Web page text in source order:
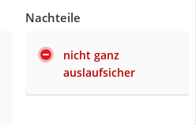
Nachteile
nicht ganz
auslaufsicher